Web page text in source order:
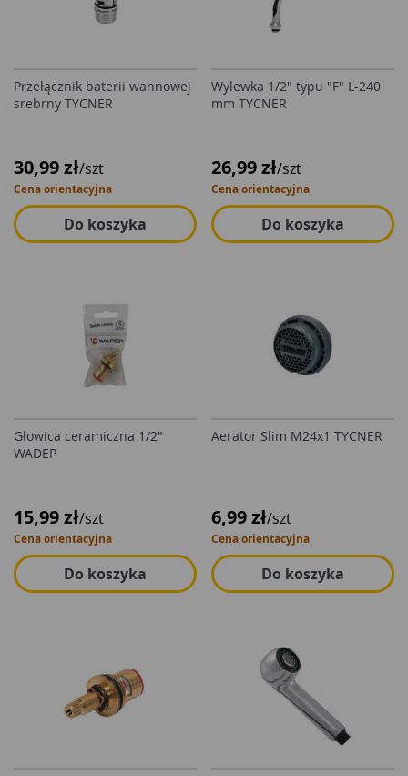
Przełącznik baterii wannowej
srebrny TYCNER
30,99 zł/szt
Cena orientacyjna
Do koszyka
Wylewka 1/2" typu "F" L-240
mm TYCNER
26,99 zł/szt
Cena orientacyjna
Do koszyka
Głowica ceramiczna 1/2"
WADEP
15,99 zł/szt
Cena orientacyjna
Do koszyka
Aerator Slim M24x1 TYCNER
6,99 zł/szt
Cena orientacyjna
Do koszyka